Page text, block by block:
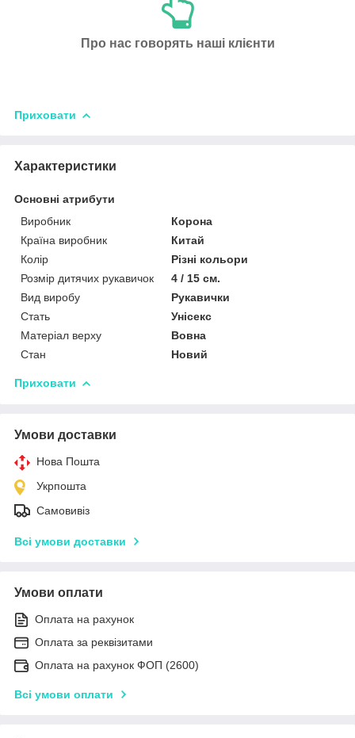
Про нас говорять наші клієнти
Приховати
Характеристики
Основні атрибути
Виробник
Корона
Країна виробник
Китай
Колір
Різні кольори
Розмір дитячих рукавичок
4 / 15 см.
Вид виробу
Рукавички
Стать
Унісекс
Матеріал верху
Вовна
Стан
Новий
Приховати
Умови доставки
Нова Пошта
Укрпошта
Самовивіз
Всі умови доставки
Умови оплати
Оплата на рахунок
Оплата за реквізитами
Оплата на рахунок ФОП (2600)
Всі умови оплати